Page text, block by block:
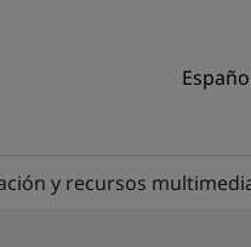
y recursos